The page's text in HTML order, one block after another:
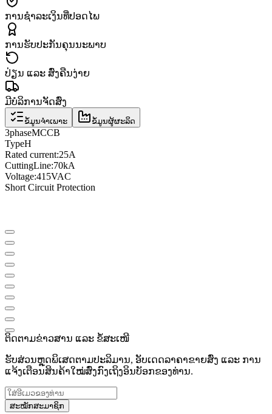
ການຊຳລະເງິນທີ່ປອດໄພ
ການຮັບປະກັນຄຸນນະພາບ
ປ່ຽນ ແລະ ສົ່ງຄືນງ່າຍ
ມີບໍລິການຈັດສົ່ງ
ຂໍ້ມູນຈຳເພາະ ຂໍ້ມູນຜູ້ຜະລິດ
3phaseMCCB
TypeH
Rated current:25A
CuttingLine:70kA
Voltage:415VAC
Short Circuit Protection
ຕິດຕາມຂ່າວສານ ແລະ ຂໍ້ສະເໜີ
ຮັບສ່ວນຫຼຸດພິເສດຕາມປະລິມານ, ອັບເດດລາຄາຂາຍສົ່ງ ແລະ ການ
ແຈ້ງເຕືອນສິນຄ້າໃໝ່ສົ່ງກົງເຖິງອິນບັອກຂອງທ່ານ.
ສະໝັກສະມາຊິກ